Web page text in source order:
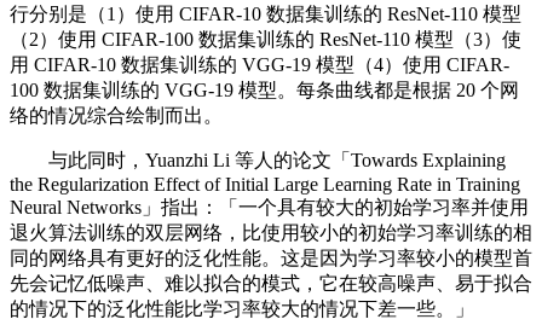
行分别是（1）使用 CIFAR-10 数据集训练的 ResNet-110 模型
（2）使用 CIFAR-100 数据集训练的 ResNet-110 模型（3）使
用 CIFAR-10 数据集训练的 VGG-19 模型（4）使用 CIFAR-
100 数据集训练的 VGG-19 模型。每条曲线都是根据 20 个网
络的情况综合绘制而出。
与此同时，Yuanzhi Li 等人的论文「Towards Explaining
the Regularization Effect of Initial Large Learning Rate in Training
Neural Networks」指出：「一个具有较大的初始学习率并使用
退火算法训练的双层网络，比使用较小的初始学习率训练的相
同的网络具有更好的泛化性能。这是因为学习率较小的模型首
先会记忆低噪声、难以拟合的模式，它在较高噪声、易于拟合
的情况下的泛化性能比学习率较大的情况下差一些。」